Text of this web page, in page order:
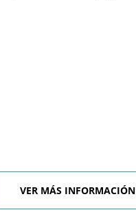
VER MÁS INFORMACIÓN